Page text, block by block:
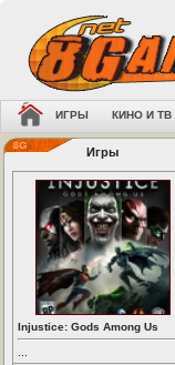
ИГРЫ КИНО И ТВ
Игры
Injustice: Gods Among Us